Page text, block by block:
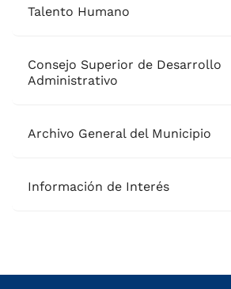
Talento Humano
Consejo Superior de Desarrollo
Administrativo
Archivo General del Municipio
Información de Interés